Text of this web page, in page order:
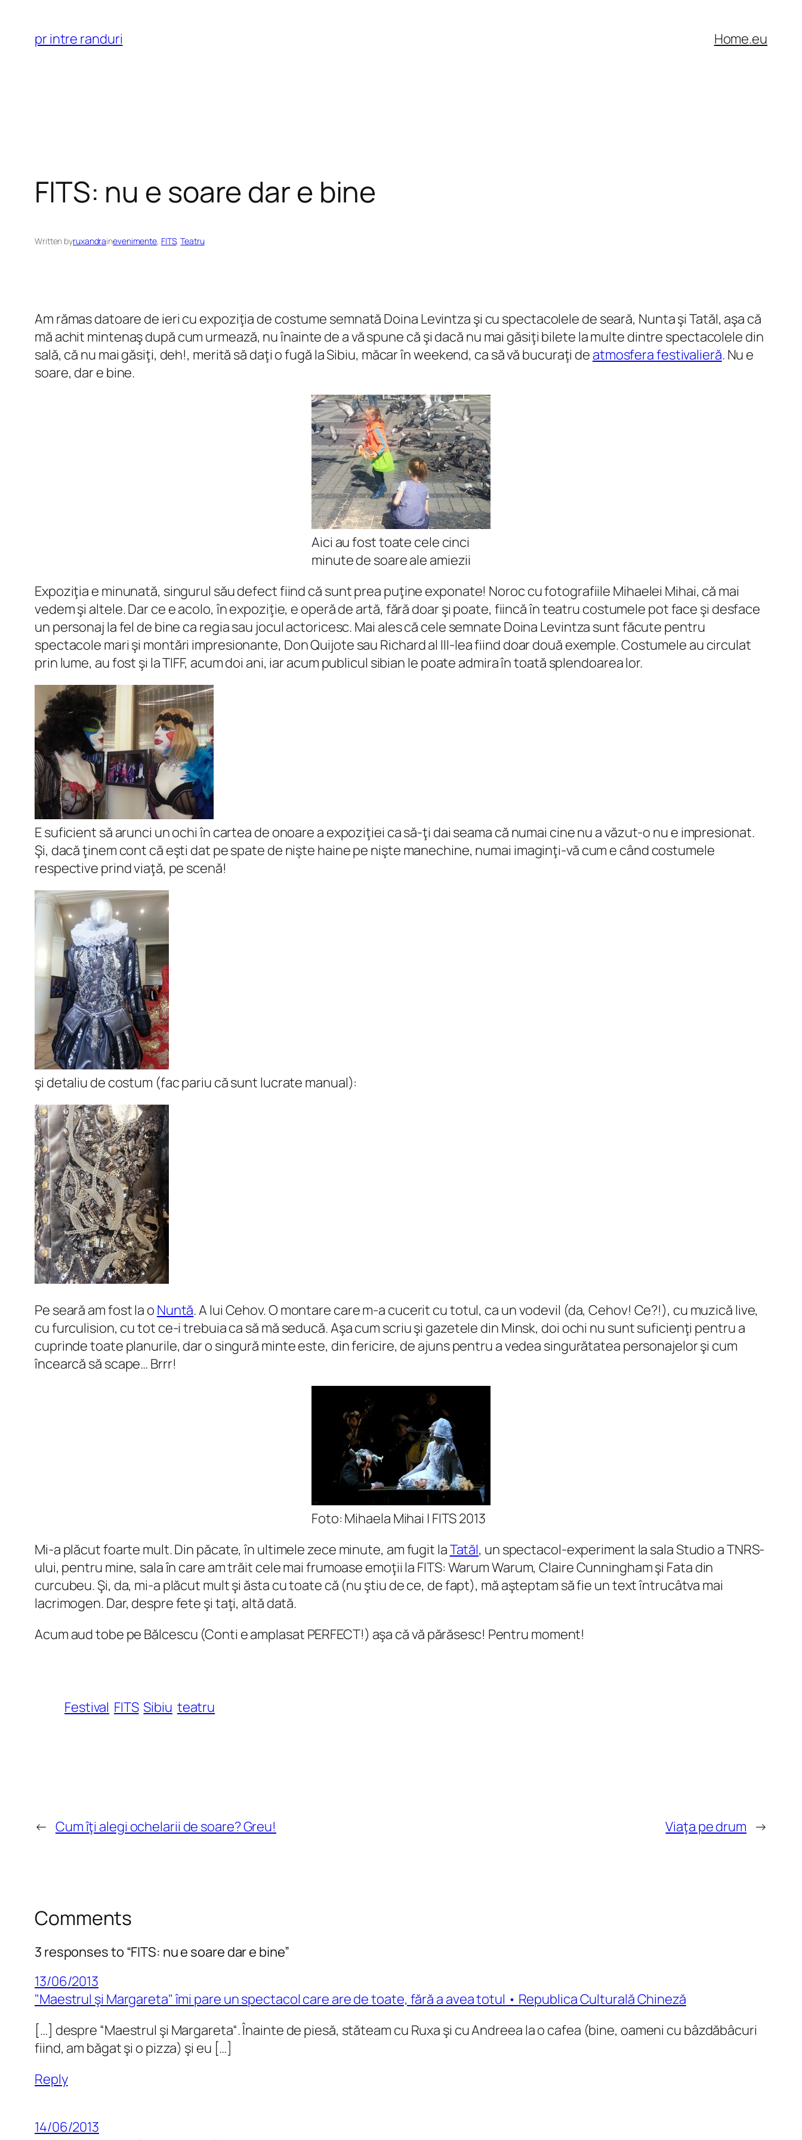
content
pr intre randuri Home.eu
FITS: nu e soare dar e bine
Written byruxandrainevenimente, FITS, Teatru
Am rămas datoare de ieri cu expoziţia de costume semnată Doina Levintza şi cu spectacolele de seară, Nunta şi Tatăl, aşa că
mă achit mintenaş după cum urmează, nu înainte de a vă spune că şi dacă nu mai găsiţi bilete la multe dintre spectacolele din
sală, că nu mai găsiţi, deh!, merită să daţi o fugă la Sibiu, măcar în weekend, ca să vă bucuraţi de atmosfera festivalieră. Nu e
soare, dar e bine.
Aici au fost toate cele cinci
minute de soare ale amiezii
Expoziţia e minunată, singurul său defect fiind că sunt prea puţine exponate! Noroc cu fotografiile Mihaelei Mihai, că mai
vedem şi altele. Dar ce e acolo, în expoziţie, e operă de artă, fără doar şi poate, fiincă în teatru costumele pot face şi desface
un personaj la fel de bine ca regia sau jocul actoricesc. Mai ales că cele semnate Doina Levintza sunt făcute pentru
spectacole mari şi montări impresionante, Don Quijote sau Richard al III-lea fiind doar două exemple. Costumele au circulat
prin lume, au fost şi la TIFF, acum doi ani, iar acum publicul sibian le poate admira în toată splendoarea lor.
E suficient să arunci un ochi în cartea de onoare a expoziţiei ca să-ţi dai seama că numai cine nu a văzut-o nu e impresionat.
Şi, dacă ţinem cont că eşti dat pe spate de nişte haine pe nişte manechine, numai imaginţi-vă cum e când costumele
respective prind viaţă, pe scenă!
şi detaliu de costum (fac pariu că sunt lucrate manual):
Pe seară am fost la o Nuntă. A lui Cehov. O montare care m-a cucerit cu totul, ca un vodevil (da, Cehov! Ce?!), cu muzică live,
cufurculision, cu tot ce-i trebuia ca să mă seducă. Aşa cum scriu şi gazetele din Minsk, doi ochi nu sunt suficienţi pentru a
cuprinde toate planurile, dar o singură minte este, din fericire, de ajuns pentru a vedea singurătatea personajelor şi cum
încearcă să scape… Brrr!
Foto: Mihaela Mihai | FITS 2013
Mi-a plăcut foarte mult. Din păcate, în ultimele zece minute, am fugit laTatăl, un spectacol-experiment la sala Studio a TNRS-
ului, pentru mine, sala în care am trăit cele mai frumoase emoţii la FITS: Warum Warum, Claire Cunningham şi Fata din
curcubeu. Şi, da, mi-a plăcut mult şi ăsta cu toate că (nu ştiu de ce, de fapt), mă aşteptam să fie un text întrucâtva mai
lacrimogen. Dar, despre fete şi taţi, altă dată.
Acum aud tobe pe Bălcescu (Conti e amplasat PERFECT!) aşa că vă părăsesc! Pentru moment!
Festival FITS Sibiu teatru
← Cum îţi alegi ochelarii de soare? Greu! Viaţa pe drum →
Comments
3 responses to “FITS: nu e soare dar e bine”
13/06/2013
"Maestrul şi Margareta" îmi pare un spectacol care are de toate, fără a avea totul • Republica Culturală Chineză
[…] despre “Maestrul şi Margareta“. Înainte de piesă, stăteam cu Ruxa şi cu Andreea la o cafea (bine, oameni cu bâzdăbâcuri
fiind, am băgat şi o pizza) şi eu […]
Reply
14/06/2013